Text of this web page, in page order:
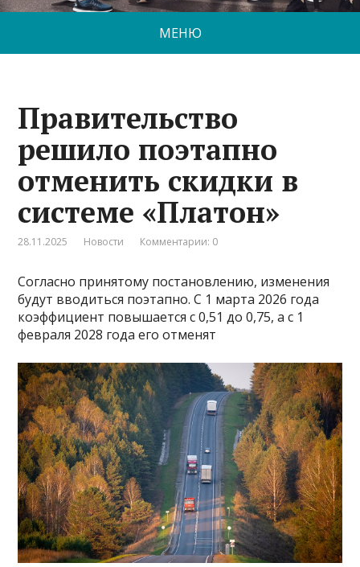
МЕНЮ
Правительство
решило поэтапно
отменить скидки в
системе «Платон»
28.11.2025 Новости Комментарии: 0
Согласно принятому постановлению, изменения
будут вводиться поэтапно. С 1 марта 2026 года
коэффициент повышается с 0,51 до 0,75, а с 1
февраля 2028 года его отменят